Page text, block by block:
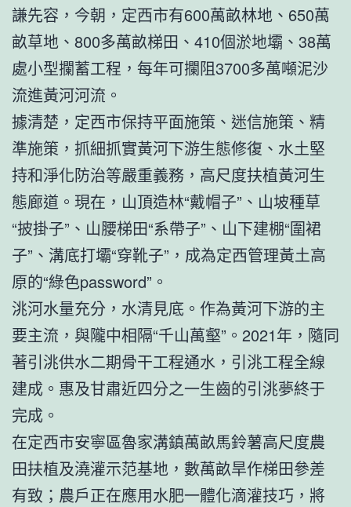
謙先容，今朝，定西市有600萬畝林地、650萬
畝草地、800多萬畝梯田、410個淤地壩、38萬
處小型攔蓄工程，每年可攔阻3700多萬噸泥沙
流進黃河河流。
據清楚，定西市保持平面施策、迷信施策、精
準施策，抓細抓實黃河下游生態修復、水土堅
持和淨化防治等嚴重義務，高尺度扶植黃河生
態廊道。現在，山頂造林“戴帽子”、山坡種草
“披掛子”、山腰梯田“系帶子”、山下建棚“圍裙
子”、溝底打壩“穿靴子”，成為定西管理黃土高
原的“綠色password”。
洮河水量充分，水清見底。作為黃河下游的主
要主流，與隴中相隔“千山萬壑”。2021年，隨同
著引洮供水二期骨干工程通水，引洮工程全線
建成。惠及甘肅近四分之一生齒的引洮夢終于
完成。
在定西市安寧區魯家溝鎮萬畝馬鈴薯高尺度農
田扶植及澆灌示范基地，數萬畝旱作梯田參差
有致；農戶正在應用水肥一體化滴灌技巧，將